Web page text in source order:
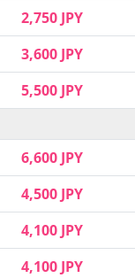
2,750 JPY
3,600 JPY
5,500 JPY
6,600 JPY
4,500 JPY
4,100 JPY
4,100 JPY